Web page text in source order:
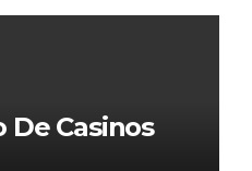
De Casinos